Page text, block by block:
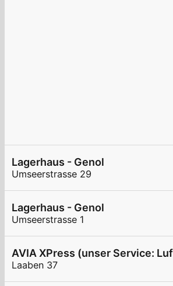
Lagerhaus - Genol
Umseerstrasse 29
Lagerhaus - Genol
Umseerstrasse 1
Laaben 37